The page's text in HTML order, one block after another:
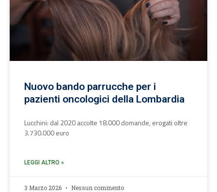
Nuovo bando parrucche per i
pazienti oncologici della Lombardia
Lucchini: dal 2020 accolte 18.000 domande, erogati oltre
3.730.000 euro
LEGGI ALTRO »
3 Marzo 2026 Nessun commento